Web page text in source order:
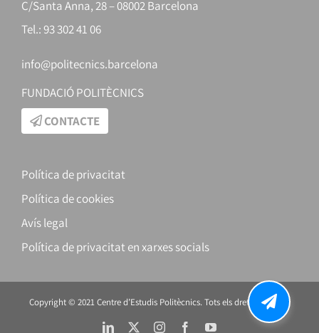
C/Santa Anna, 28 – 08002 Barcelona
Tel.: 93 302 41 06
info@politecnics.barcelona
FUNDACIÓ POLITÈCNICS
CONTACTE
Política de privacitat
Política de cookies
Avís legal
Política de privacitat en xarxes socials
Copyright © 2021 Centre d’Estudis Politècnics. Tots els drets reservats.
LinkedIn InstagramFacebookYouTube